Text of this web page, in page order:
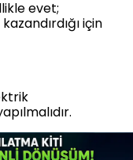
evet;
için